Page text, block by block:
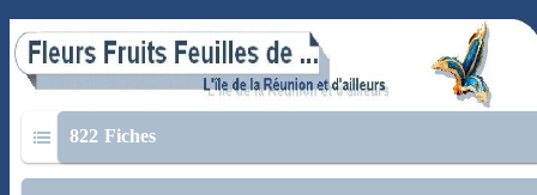
822 Fiches